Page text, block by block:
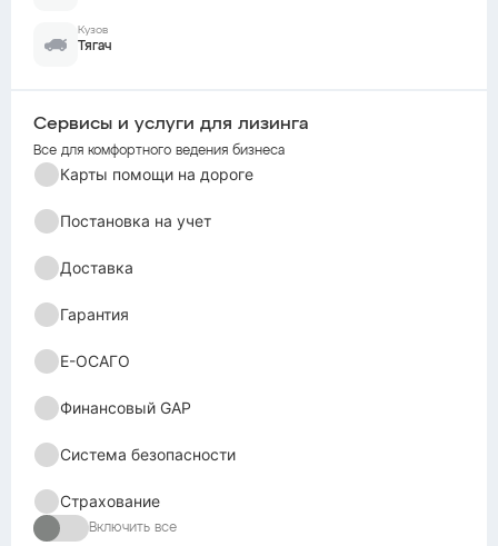
Кузов
Тягач
Сервисы и услуги для лизинга
Все для комфортного ведения бизнеса
Карты помощи на дороге
Постановка на учет
Доставка
Гарантия
Е-ОСАГО
Финансовый GAP
Система безопасности
Страхование
Включить все